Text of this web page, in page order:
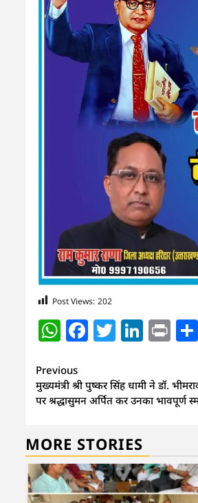
Post Views: 202
WhatsApp
Facebook
Twitter
Continue
Reading
Previous
मुख्यमंत्री श्री पुष्कर सिंह धामी ने डॉ.
पर श्रद्धासुमन अर्पित कर उनका भावपूर्ण
MORE STORIES